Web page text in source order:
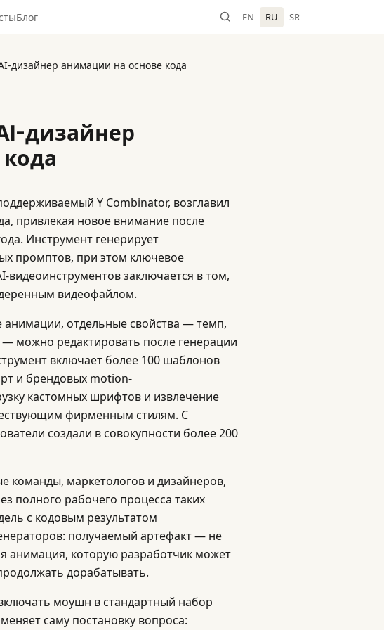
Блог EN RU SR
дизайнер анимации на основе кода
дизайнер
Y Combinator, возглавил
привлекая новое внимание после
Инструмент генерирует
промптов, при этом ключевое
видеоинструментов заключается в том,
видеофайлом.
анимации, отдельные свойства — темп,
можно редактировать после генерации
включает более 100 шаблонов
и брендовых motion-
кастомных шрифтов и извлечение
фирменным стилям. С
создали в совокупности более 200
команды, маркетологов и дизайнеров,
полного рабочего процесса таких
с кодовым результатом
получаемый артефакт — не
анимация, которую разработчик может
дорабатывать.
моушн в стандартный набор
саму постановку вопроса: